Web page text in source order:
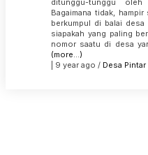
ditunggu-tunggu
Bagaimana tidak,
berkumpul di balai desa
siapakah yang paling
nomor saatu di desa
(more…)
| 9 year ago / Desa Pintar